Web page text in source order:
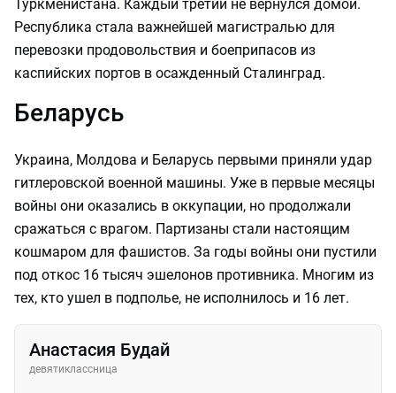
Туркменистана. Каждый третий не вернулся домой.
Республика стала важнейшей магистралью для
перевозки продовольствия и боеприпасов из
каспийских портов в осажденный Сталинград.
Беларусь
Украина, Молдова и Беларусь первыми приняли удар
гитлеровской военной машины. Уже в первые месяцы
войны они оказались в оккупации, но продолжали
сражаться с врагом. Партизаны стали настоящим
кошмаром для фашистов. За годы войны они пустили
под откос 16 тысяч эшелонов противника. Многим из
тех, кто ушел в подполье, не исполнилось и 16 лет.
Анастасия Будай
девятиклассница